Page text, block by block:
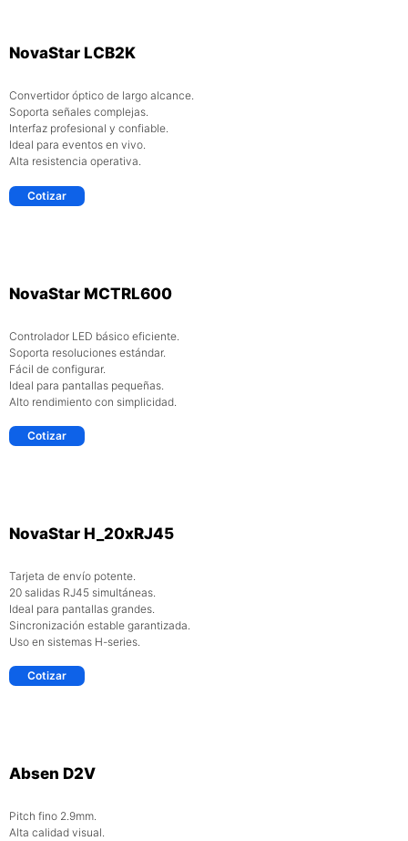
NovaStar LCB2K
Convertidor óptico de largo alcance.
Soporta señales complejas.
Interfaz profesional y confiable.
Ideal para eventos en vivo.
Alta resistencia operativa.
Cotizar
NovaStar MCTRL600
Controlador LED básico eficiente.
Soporta resoluciones estándar.
Fácil de configurar.
Ideal para pantallas pequeñas.
Alto rendimiento con simplicidad.
Cotizar
NovaStar H_20xRJ45
Tarjeta de envío potente.
20 salidas RJ45 simultáneas.
Ideal para pantallas grandes.
Sincronización estable garantizada.
Uso en sistemas H-series.
Cotizar
Absen D2V
Pitch fino 2.9mm.
Alta calidad visual.